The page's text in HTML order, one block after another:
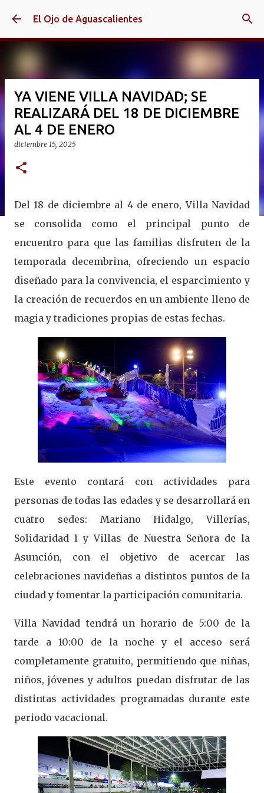
Ir al contenido principal
El Ojo de Aguascalientes
YA VIENE VILLA NAVIDAD; SE
REALIZARÁ DEL 18 DE DICIEMBRE
AL 4 DE ENERO
diciembre 15, 2025
Del 18 de diciembre al 4 de enero, Villa Navidad
se consolida como el principal punto de
encuentro para que las familias disfruten de la
temporada decembrina, ofreciendo un espacio
diseñado para la convivencia, el esparcimiento y
la creación de recuerdos en un ambiente lleno de
magia y tradiciones propias de estas fechas.
Este evento contará con actividades para
personas de todas las edades y se desarrollará en
cuatro sedes: Mariano Hidalgo, Villerías,
Solidaridad I y Villas de Nuestra Señora de la
Asunción, con el objetivo de acercar las
celebraciones navideñas a distintos puntos de la
ciudad y fomentar la participación comunitaria.
Villa Navidad tendrá un horario de 5:00 de la
tarde a 10:00 de la noche y el acceso será
completamente gratuito, permitiendo que niñas,
niños, jóvenes y adultos puedan disfrutar de las
distintas actividades programadas durante este
periodo vacacional.